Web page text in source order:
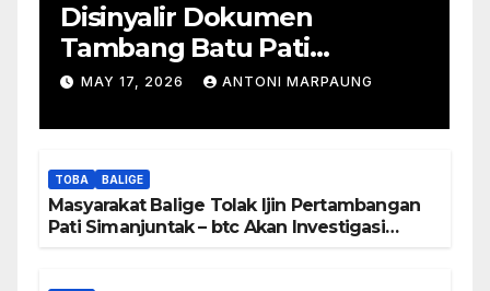
Disinyalir Dokumen
Tambang Batu Pati
Simanjuntak Palsu – Jerry
Berada Di DTA – Frengki
Pardede : Kami Tidak Miliki
Peta DTA – Tanda Tangan
Masyarakat Diduga
MAY 17, 2026 ANTONI MARPAUNG
TOBA BALIGE
Masyarakat Balige Tolak Ijin Pertambangan
Pati Simanjuntak – btc Akan Investigasi